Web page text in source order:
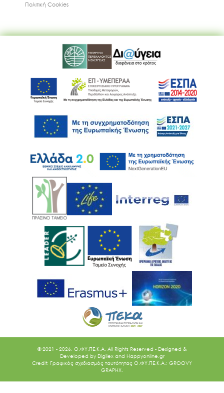
Πολιτική Cookies
© 2021 - 2026. O.ΦΥ.ΠΕ.Κ.Α. All Rights Reserved - Designed &
Developed by Digilex and Happyonline.gr
Credit: Γραφικός σχεδιασμός ταυτότητας Ο.ΦΥ.ΠΕ.Κ.Α.: GROOVY
GRAPHX.